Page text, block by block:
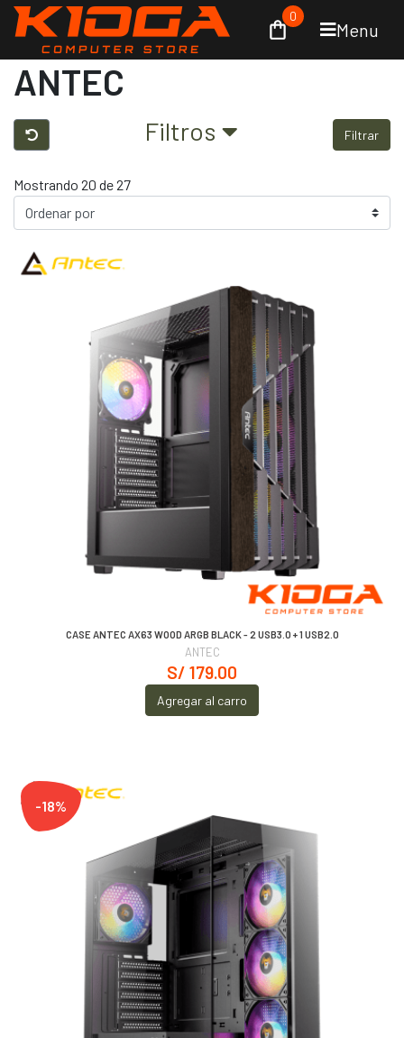
Menu
0
ANTEC
Filtros Filtrar
Mostrando 20 de 27
CASE ANTEC AX63 WOOD ARGB BLACK - 2 USB3.0 + 1 USB2.0
ANTEC
S/ 179.00
Agregar al carro
-18%